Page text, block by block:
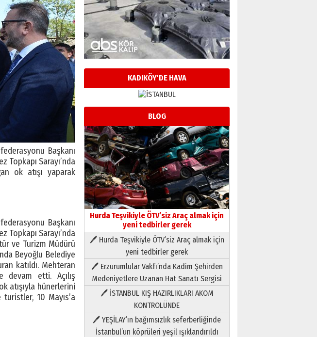
Başkanı
Topkapı Sarayı’nda
ok atışı yaparak
Başkanı
Topkapı Sarayı’nda
ve Turizm Müdürü
Beyoğlu Belediye
katıldı. Mehteran
devam etti. Açılış
atışıyla hünerlerini
10 Mayıs’a
KADIKÖY'DE HAVA
BLOG
Hurda Teşvikiyle ÖTV’siz Araç almak için
yeni tedbirler gerek
🖊 Hurda Teşvikiyle ÖTV’siz Araç almak için
yeni tedbirler gerek
🖊 Erzurumlular Vakfı’nda Kadim Şehirden
Medeniyetlere Uzanan Hat Sanatı Sergisi
🖊 İSTANBUL KIŞ HAZIRLIKLARI AKOM
KONTROLÜNDE
🖊 YEŞİLAY’ın bağımsızlık seferberliğinde
İstanbul’un köprüleri yeşil ışıklandırıldı
Neşat YALÇIN
Paranın Aile Kültüründeki Yeri
03 Ağustos 2026 Pazartesi
Yıldırım Gündoğdu
HAVVA’NIN ÜÇ KIZI
09 Temmuz 2026 Perşembe